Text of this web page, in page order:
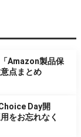
Amazon製品保
点まとめ
Day開
をお忘れなく